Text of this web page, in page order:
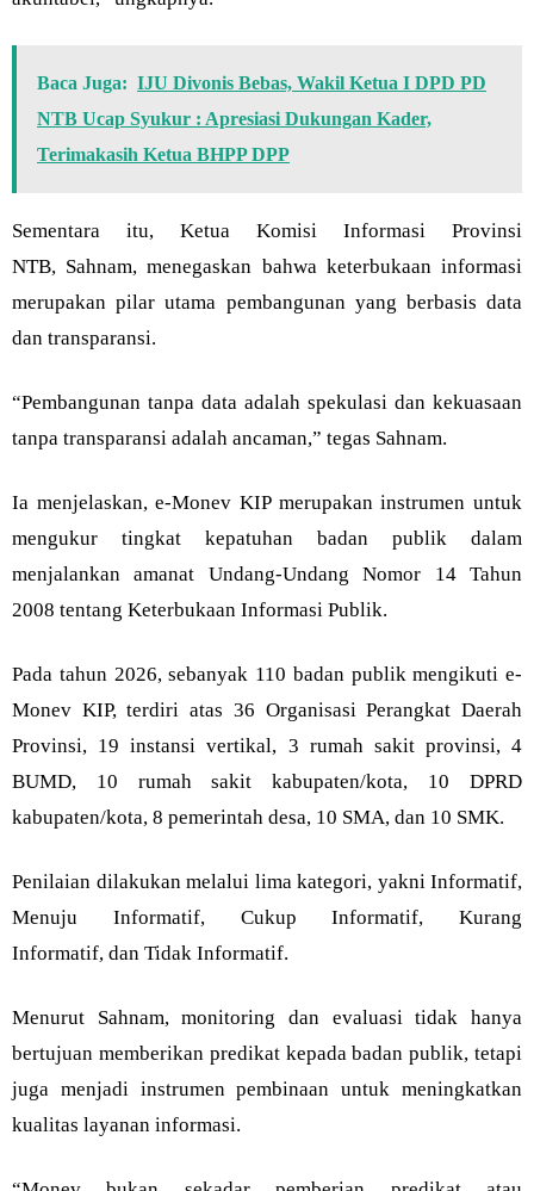
Baca Juga: IJU Divonis Bebas, Wakil Ketua I DPD PD
NTB Ucap Syukur : Apresiasi Dukungan Kader,
Terimakasih Ketua BHPP DPP
Sementara itu, Ketua Komisi Informasi Provinsi
NTB, Sahnam, menegaskan bahwa keterbukaan informasi
merupakan pilar utama pembangunan yang berbasis data
dan transparansi.
“Pembangunan tanpa data adalah spekulasi dan kekuasaan
tanpa transparansi adalah ancaman,” tegas Sahnam.
Ia menjelaskan, e-Monev KIP merupakan instrumen untuk
mengukur tingkat kepatuhan badan publik dalam
menjalankan amanat Undang-Undang Nomor 14 Tahun
2008 tentang Keterbukaan Informasi Publik.
Pada tahun 2026, sebanyak 110 badan publik mengikuti e-
Monev KIP, terdiri atas 36 Organisasi Perangkat Daerah
Provinsi, 19 instansi vertikal, 3 rumah sakit provinsi, 4
BUMD, 10 rumah sakit kabupaten/kota, 10 DPRD
kabupaten/kota, 8 pemerintah desa, 10 SMA, dan 10 SMK.
Penilaian dilakukan melalui lima kategori, yakni Informatif,
Menuju Informatif, Cukup Informatif, Kurang
Informatif, dan Tidak Informatif.
Menurut Sahnam, monitoring dan evaluasi tidak hanya
bertujuan memberikan predikat kepada badan publik, tetapi
juga menjadi instrumen pembinaan untuk meningkatkan
kualitas layanan informasi.